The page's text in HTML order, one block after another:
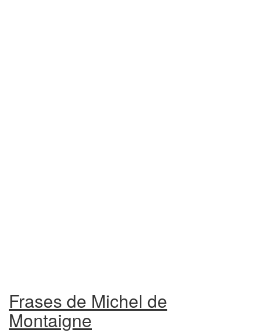
Frases de Michel de
Montaigne